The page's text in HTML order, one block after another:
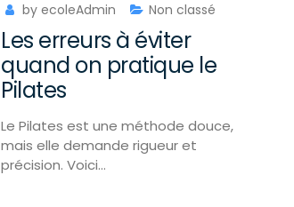
by ecoleAdmin Non classé
Les erreurs à éviter
quand on pratique le
Pilates
Le Pilates est une méthode douce,
mais elle demande rigueur et
précision. Voici…